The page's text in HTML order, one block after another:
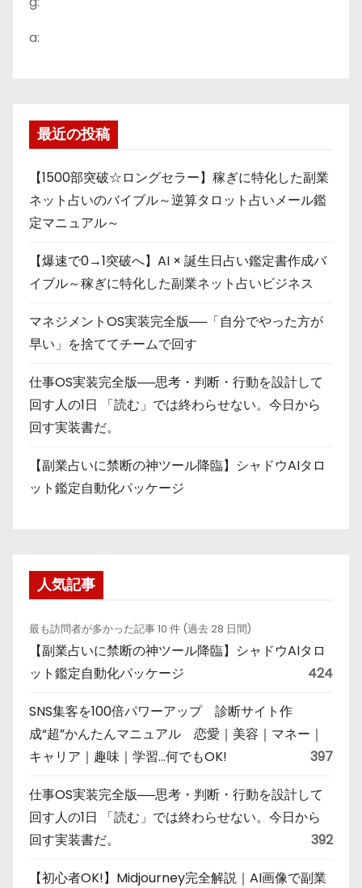
a:
最近の投稿
【1500部突破☆ロングセラー】稼ぎに特化した副業
ネット占いのバイブル～逆算タロット占いメール鑑
定マニュアル～
【爆速で0→1突破へ】AI × 誕生日占い鑑定書作成バ
イブル～稼ぎに特化した副業ネット占いビジネス
マネジメントOS実装完全版──「自分でやった方が
早い」を捨ててチームで回す
仕事OS実装完全版──思考・判断・行動を設計して
回す人の1日 「読む」では終わらせない。今日から
回す実装書だ。
【副業占いに禁断の神ツール降臨】シャドウAIタロ
ット鑑定自動化パッケージ
人気記事
最も訪問者が多かった記事 10 件 (過去 28 日間)
【副業占いに禁断の神ツール降臨】シャドウAIタロ
ット鑑定自動化パッケージ
424
SNS集客を100倍パワーアップ 診断サイト作
成“超”かんたんマニュアル 恋愛｜美容｜マネー｜
キャリア｜趣味｜学習…何でもOK!
397
仕事OS実装完全版──思考・判断・行動を設計して
回す人の1日 「読む」では終わらせない。今日から
回す実装書だ。
392
【初心者OK!】Midjourney完全解説｜AI画像で副業